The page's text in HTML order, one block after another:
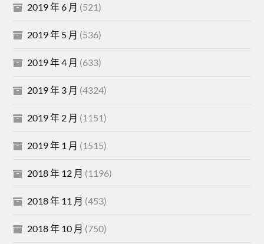
2019 年 6 月 (521)
2019 年 5 月 (536)
2019 年 4 月 (633)
2019 年 3 月 (4324)
2019 年 2 月 (1151)
2019 年 1 月 (1515)
2018 年 12 月 (1196)
2018 年 11 月 (453)
2018 年 10 月 (750)